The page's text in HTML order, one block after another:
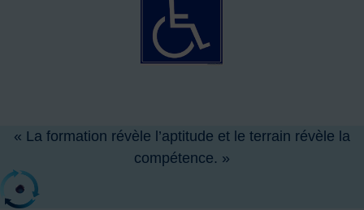
« La formation révèle l’aptitude et le terrain révèle la
compétence. »